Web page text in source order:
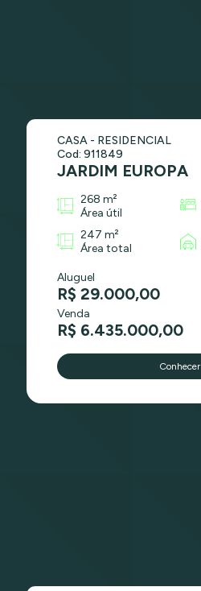
CASA - RESIDENCIAL
Cod: 911849
JARDIM EUROPA
268 m²
Área útil
247 m²
Área total
Aluguel
R$ 29.000,00
Venda
R$ 6.435.000,00
Conhecer